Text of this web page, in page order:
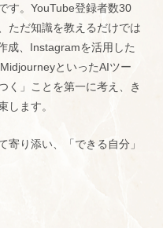
す。YouTube登録者数30
ただ知識を教えるだけでは
成、Instagramを活用した
といったAIツー
く」ことを第一に考え、き
します。
寄り添い、「できる自分」